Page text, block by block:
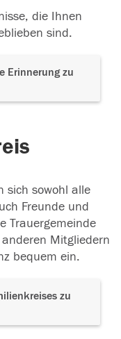
die Ihnen
sind.
Erinnerung zu
sich sowohl alle
Freunde und
Trauergemeinde
Mitgliedern
bequem ein.
zu